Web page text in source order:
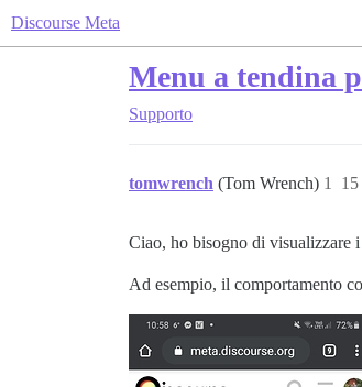
Discourse Meta
Menu a tendina
Supporto
tomwrench (Tom Wrench) 1
Ciao, ho bisogno di visualizzare
Ad esempio, il comportamento